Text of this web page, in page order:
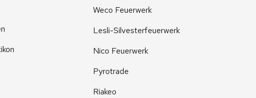
Weco Feuerwerk
Lesli-Silvesterfeuerwerk
Nico Feuerwerk
Pyrotrade
Riakeo